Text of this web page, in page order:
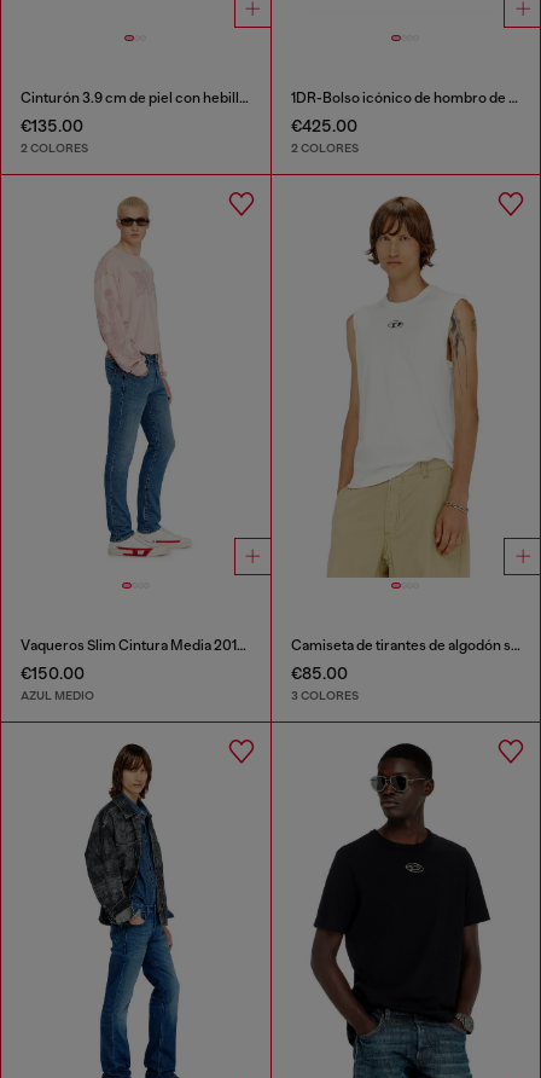
Cinturón 3.9 cm de piel con hebilla en D
€135.00
2 COLORES
1DR-Bolso icónico de hombro de cuero napa
€425.00
2 COLORES
Vaqueros Slim Cintura Media 2019 D-Strukt
€150.00
AZUL MEDIO
Camiseta de tirantes de algodón sin mangas con Oval D metálico
€85.00
3 COLORES